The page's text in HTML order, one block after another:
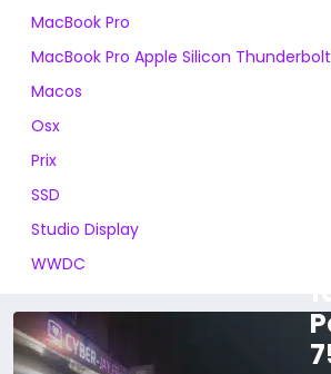
MacBook Pro
MacBook Pro Apple Silicon
Macos
Osx
Prix
SSD
Studio Display
WWDC